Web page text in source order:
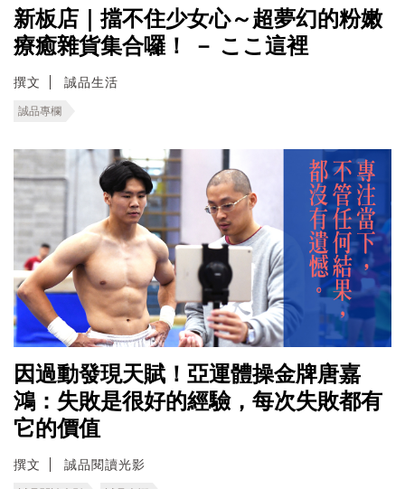
新板店｜擋不住少女心～超夢幻的粉嫩
療癒雜貨集合囉！ － ここ這裡
撰文 誠品生活
誠品專欄
因過動發現天賦！亞運體操金牌唐嘉
鴻：失敗是很好的經驗，每次失敗都有
它的價值
撰文 誠品閱讀光影